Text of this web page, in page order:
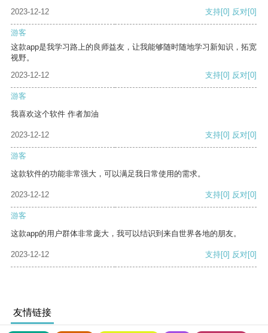
2023-12-12 支持[0] 反对[0]
游客
这款app是我学习路上的良师益友，让我能够随时随地学习新知识，拓宽
视野。
2023-12-12
支持[0] 反对[0]
游客
我喜欢这个软件 作者加油
2023-12-12 支持[0] 反对[0]
游客
这款软件的功能非常强大，可以满足我日常使用的需求。
2023-12-12 支持[0] 反对[0]
游客
这款app的用户群体非常庞大，我可以结识到来自世界各地的朋友。
2023-12-12 支持[0] 反对[0]
友情链接